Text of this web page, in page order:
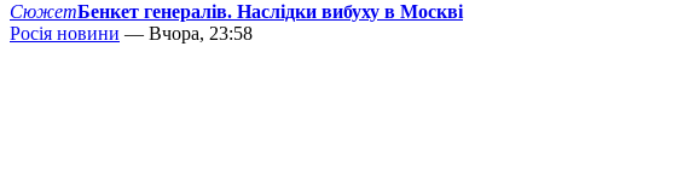
СюжетБенкет генералів. Наслідки вибуху в Москві
Росія новини — Вчора, 23:58